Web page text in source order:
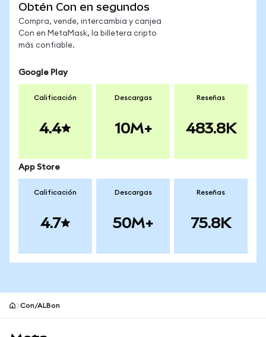
Obtén Con en segundos
Compra, vende, intercambia y canjea
Con en MetaMask, la billetera cripto
más confiable.
Google Play
Calificación
4.4
Descargas
10M+
Reseñas
483.8K
App Store
Calificación
4.7
Descargas
50M+
Reseñas
75.8K
Con/ALBon